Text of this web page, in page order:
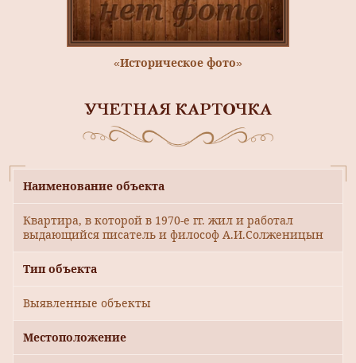
«Историческое фото»
УЧЕТНАЯ КАРТОЧКА
Наименование объекта
Квартира, в которой в 1970-е гг. жил и работал
выдающийся писатель и философ А.И.Солженицын
Тип объекта
Выявленные объекты
Местоположение